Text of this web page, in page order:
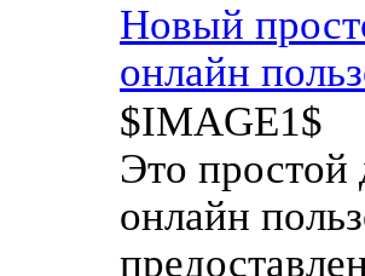
Новый
онлайн
$IMAGE1$
Это
онлайн